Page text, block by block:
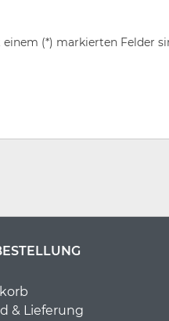
(*) markierten Felder
& Lieferung